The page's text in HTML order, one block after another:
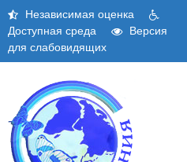
Skip
content
Независимая оценка
Доступная среда
Версия
для слабовидящих